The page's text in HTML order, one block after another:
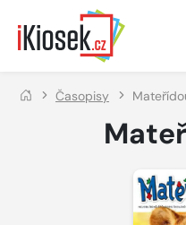
Přejít na hlavní obsah
Časopisy